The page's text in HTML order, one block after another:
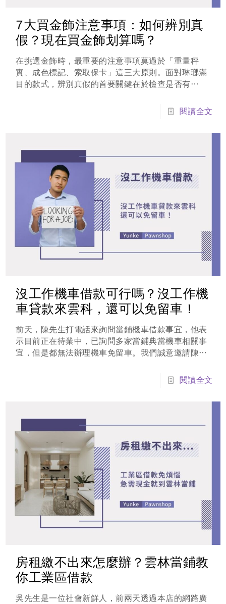
7大買金飾注意事項：如何辨別真
假？現在買金飾划算嗎？
在挑選金飾時，最重要的注意事項莫過於「重量秤
實、成色標記、索取保卡」這三大原則。面對琳瑯滿
目的款式，辨別真假的首要關鍵在於檢查是否有
保證卡是否標註完整重量與店章。隨著2026年初國
際地緣政治與貨幣政策交織影響，黃金價格在避險需
閱讀全文
沒工作機車借款可行嗎？沒工作機
車貸款來雲科，還可以免留車！
前天，陳先生打電話來詢問當鋪機車借款事宜，他表
示目前正在待業中，已詢問多家當鋪典當機車相關事
宜，但是都無法辦理機車免留車。我們誠意邀請陳先
過來審核，陳先生答應後，過了一會就騎著機車到
閱讀全文
房租繳不出來怎麼辦？雲林當鋪教
你工業區借款
吳先生是一位社會新鮮人，前兩天透過本店的網路廣